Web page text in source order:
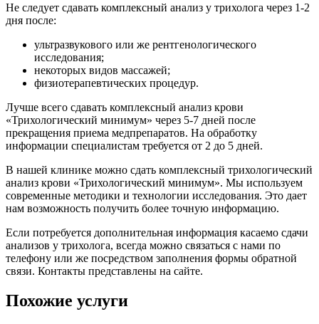
Не следует сдавать комплексный анализ у трихолога через 1-2
дня после:
ультразвукового или же рентгенологического
исследования;
некоторых видов массажей;
физиотерапевтических процедур.
Лучше всего сдавать комплексный анализ крови
«Трихологический минимум» через 5-7 дней после
прекращения приема медпрепаратов. На обработку
информации специалистам требуется от 2 до 5 дней.
В нашей клинике можно сдать комплексный трихологический
анализ крови «Трихологический минимум». Мы используем
современные методики и технологии исследования. Это дает
нам возможность получить более точную информацию.
Если потребуется дополнительная информация касаемо сдачи
анализов у трихолога, всегда можно связаться с нами по
телефону или же посредством заполнения формы обратной
связи. Контакты представлены на сайте.
Похожие услуги